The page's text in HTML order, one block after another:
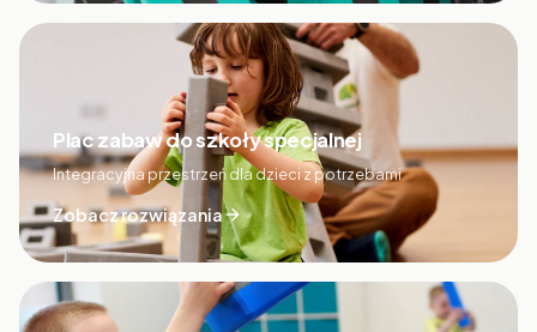
Plac zabaw do szkoły specjalnej
Integracyjna przestrzeń dla dzieci z potrzebami
Zobacz rozwiązania